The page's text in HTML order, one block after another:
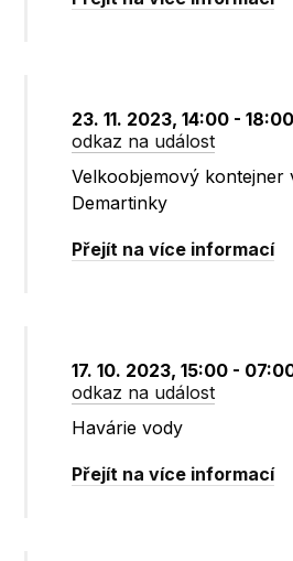
23. 11. 2023, 14:00 - 18:00
odkaz na událost
Velkoobjemový kontejner
Demartinky
Přejít na více informací
17. 10. 2023, 15:00 -
odkaz na událost
Havárie vody
Přejít na více informací